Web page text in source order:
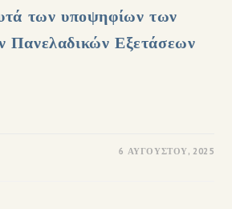
των υποψηφίων των
Πανελαδικών Εξετάσεων
6 ΑΥΓΟΎΣΤΟΥ, 2025